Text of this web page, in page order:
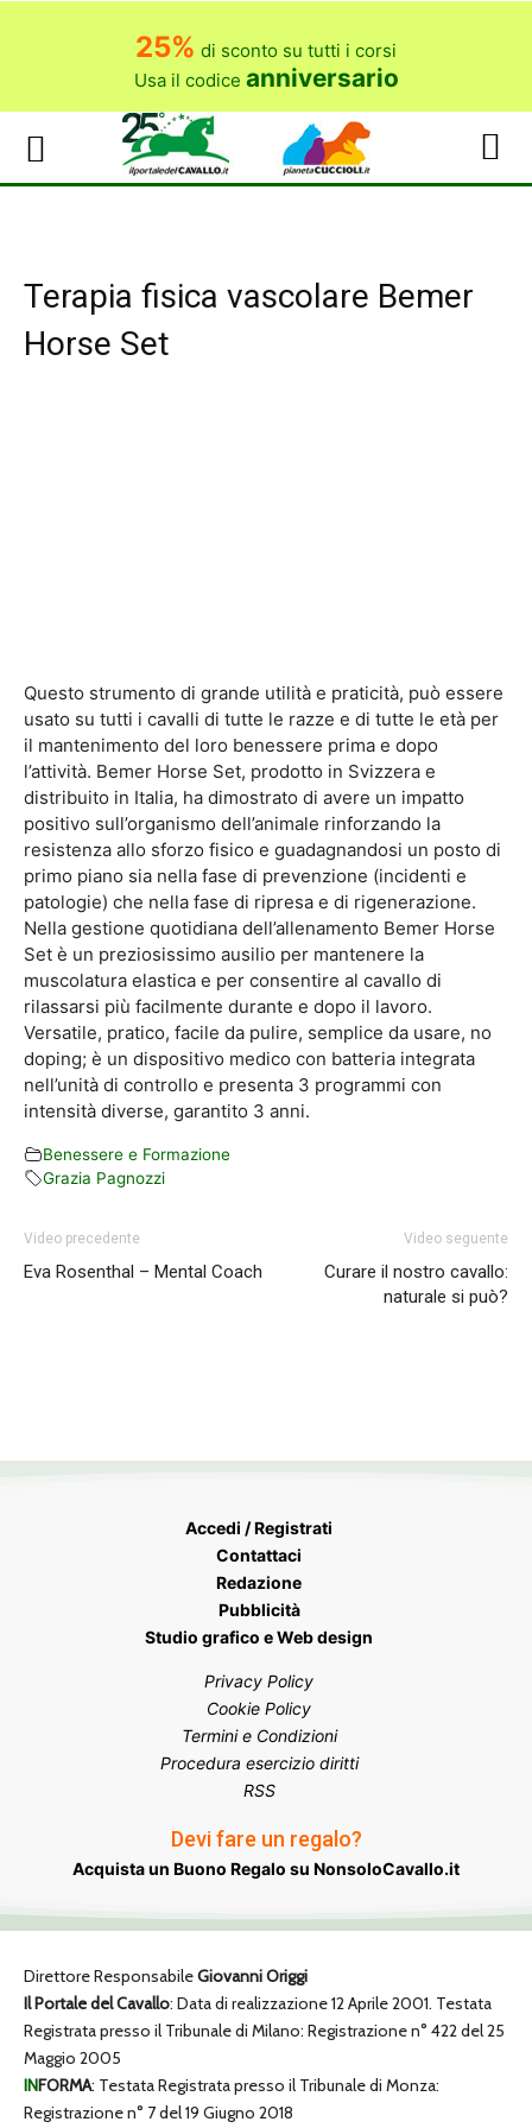
25% di sconto su tutti i corsi
Usa il codice anniversario
Terapia fisica vascolare Bemer
Horse Set
Questo strumento di grande utilità e praticità, può essere
usato su tutti i cavalli di tutte le razze e di tutte le età per
il mantenimento del loro benessere prima e dopo
l’attività. Bemer Horse Set, prodotto in Svizzera e
distribuito in Italia, ha dimostrato di avere un impatto
positivo sull’organismo dell’animale rinforzando la
resistenza allo sforzo fisico e guadagnandosi un posto di
primo piano sia nella fase di prevenzione (incidenti e
patologie) che nella fase di ripresa e di rigenerazione.
Nella gestione quotidiana dell’allenamento Bemer Horse
Set è un preziosissimo ausilio per mantenere la
muscolatura elastica e per consentire al cavallo di
rilassarsi più facilmente durante e dopo il lavoro.
Versatile, pratico, facile da pulire, semplice da usare, no
doping; è un dispositivo medico con batteria integrata
nell’unità di controllo e presenta 3 programmi con
intensità diverse, garantito 3 anni.
Benessere e Formazione
Grazia Pagnozzi
Video precedente
Eva Rosenthal – Mental Coach
Video seguente
Curare il nostro cavallo:
naturale si può?
Accedi / Registrati
Contattaci
Redazione
Pubblicità
Studio grafico e Web design
Privacy Policy
Cookie Policy
Termini e Condizioni
Procedura esercizio diritti
RSS
Devi fare un regalo?
Acquista un Buono Regalo su NonsoloCavallo.it
Direttore ResponsabileGiovanni Origgi
Il Portale del Cavallo: Data di realizzazione 12 Aprile 2001. Testata
Registrata presso il Tribunale di Milano: Registrazione n° 422 del 25
Maggio 2005
INFORMA: Testata Registrata presso il Tribunale di Monza:
Registrazione n° 7 del 19 Giugno 2018